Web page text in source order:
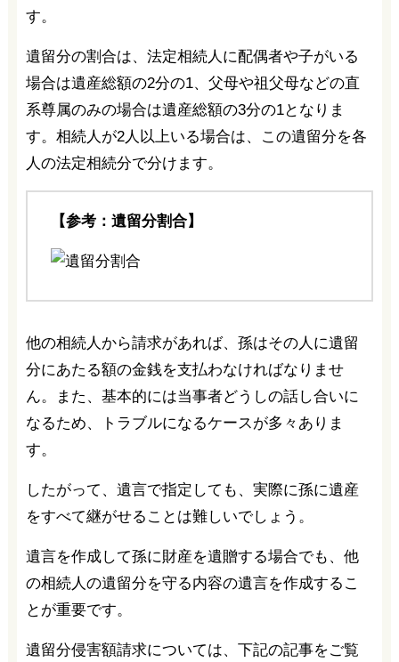
す。
遺留分の割合は、法定相続人に配偶者や子がいる
場合は遺産総額の2分の1、父母や祖父母などの直
系尊属のみの場合は遺産総額の3分の1となりま
す。相続人が2人以上いる場合は、この遺留分を各
人の法定相続分で分けます。
【参考：遺留分割合】
他の相続人から請求があれば、孫はその人に遺留
分にあたる額の金銭を支払わなければなりませ
ん。また、基本的には当事者どうしの話し合いに
なるため、トラブルになるケースが多々ありま
す。
したがって、遺言で指定しても、実際に孫に遺産
をすべて継がせることは難しいでしょう。
遺言を作成して孫に財産を遺贈する場合でも、他
の相続人の遺留分を守る内容の遺言を作成するこ
とが重要です。
遺留分侵害額請求については、下記の記事をご覧